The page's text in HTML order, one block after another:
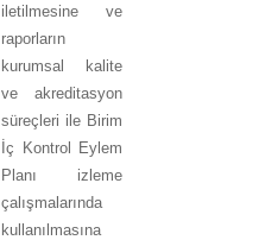
iletilmesine ve
raporların
kurumsal kalite
ve akreditasyon
süreçleri ile Birim
İç Kontrol Eylem
Planı izleme
çalışmalarında
kullanılmasına